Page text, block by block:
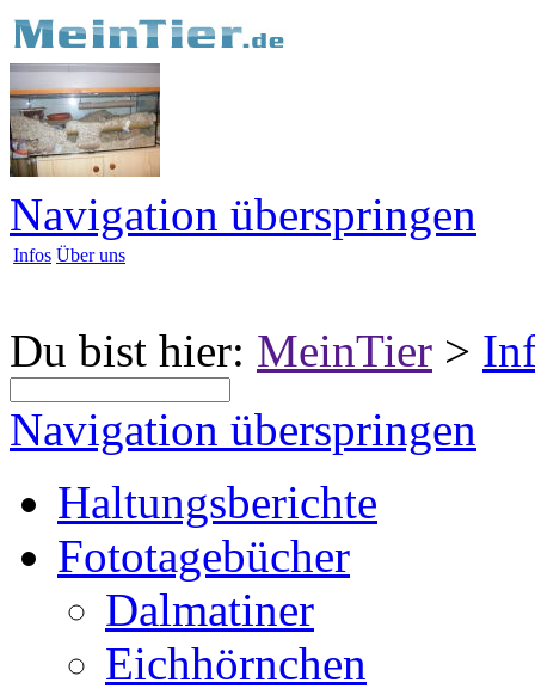
Navigation überspringen
Infos Über uns
Du bist hier: MeinTier >
Navigation überspringen
Haltungsberichte
Fototagebücher
Dalmatiner
Eichhörnchen